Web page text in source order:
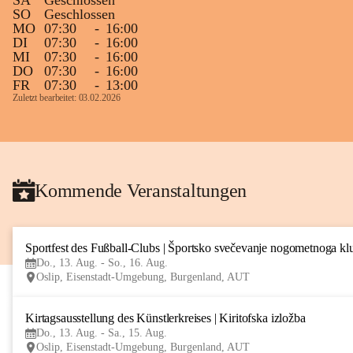
SO
Geschlossen
MO 07:30 - 16:00
DI
07:30 - 16:00
MI
07:30 - 16:00
DO
07:30 - 16:00
FR
07:30 - 13:00
Zuletzt bearbeitet: 03.02.2026
Kommende Veranstaltungen
Sportfest des Fußball-Clubs | Športsko svečevanje nogometnoga
Do., 13. Aug. - So., 16. Aug.
Oslip, Eisenstadt-Umgebung, Burgenland, AUT
Kirtagsausstellung des Künstlerkreises | Kiritofska izložba
Do., 13. Aug. - Sa., 15. Aug.
Oslip, Eisenstadt-Umgebung, Burgenland, AUT